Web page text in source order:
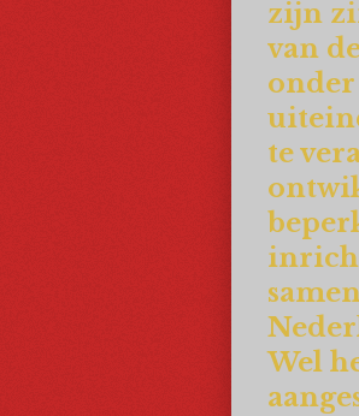
zijn
van
te
Wel